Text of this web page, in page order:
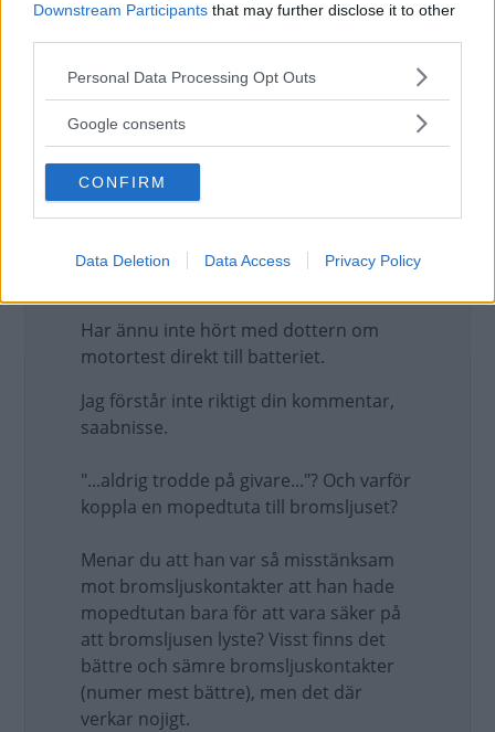
Downstream Participants that may further disclose it to other
Please note that this website/app uses one or more Google
not limited to your visit or usage behaviour. You may click to
use your data for below specified purposes in below Google
consent section.
Personal Data Processing Opt Outs
Google consents
CONFIRM
Data Deletion Data Access Privacy Policy
Varje Saab är värd att vårdas och bevaras, sådana
bilar görs inte längre
Roy J
Lason 1, visst är det så och att byta kol
var en av mina första tankar, men jag
har ju, som jag skrev tidigare, mätt upp
det skulle inte finnas någon om kolen
Har ännu inte hört med dottern om
motortest direkt till batteriet.
Jag förstår inte riktigt din kommentar,
saabnisse.
"...aldrig trodde på givare..."? Och varför
koppla en mopedtuta till bromsljuset?
Menar du att han var så misstänksam
mot bromsljuskontakter att han hade
mopedtutan bara för att vara säker på
att bromsljusen lyste? Visst finns det
bättre och sämre bromsljuskontakter
(numer mest bättre), men det där
verkar nojigt.